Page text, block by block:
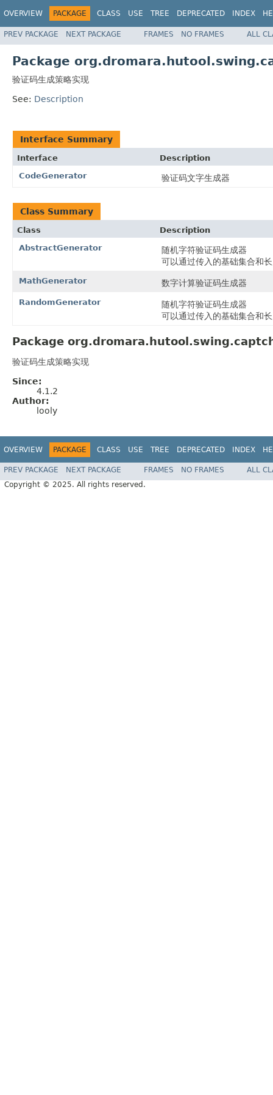
OVERVIEW PACKAGE CLASS USE TREE DEPRECATED INDEX
PREV PACKAGE NEXT PACKAGE FRAMES NO FRAMES ALL
Package
验证码生成策略实现
See: Description
Interface Summary
Interface
Description
CodeGenerator
验证码文字生成器
Class Summary
Class
Description
AbstractGenerator
随机字符验证码生成器
可以通过传入的基础集合和
MathGenerator 数字计算验证码生成器
RandomGenerator
随机字符验证码生成器
可以通过传入的基础集合和
Package
验证码生成策略实现
Since:
4.1.2
Author:
looly
OVERVIEW PACKAGE CLASS USE TREE DEPRECATED INDEX
PREV PACKAGE NEXT PACKAGE FRAMES NO FRAMES
ALL
Copyright © 2025. All rights reserved.